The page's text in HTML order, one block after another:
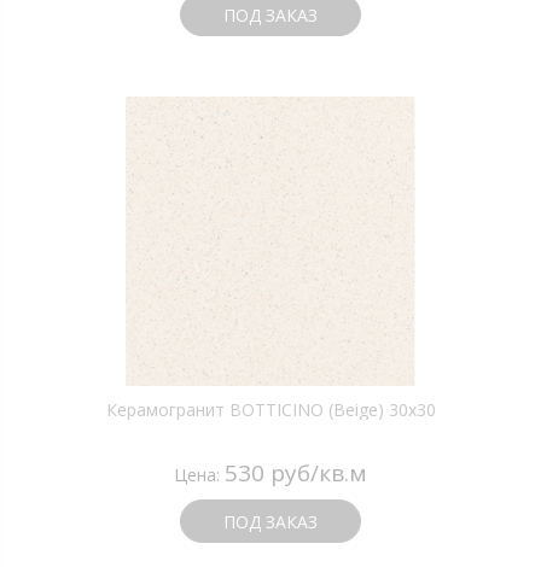
ПОД ЗАКАЗ
Керамогранит BOTTICINO (Beige) 30х30
Цена: 530 руб/кв.м
ПОД ЗАКАЗ